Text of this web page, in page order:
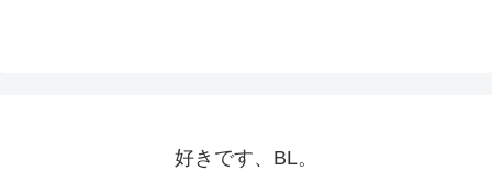
好きです、BL。